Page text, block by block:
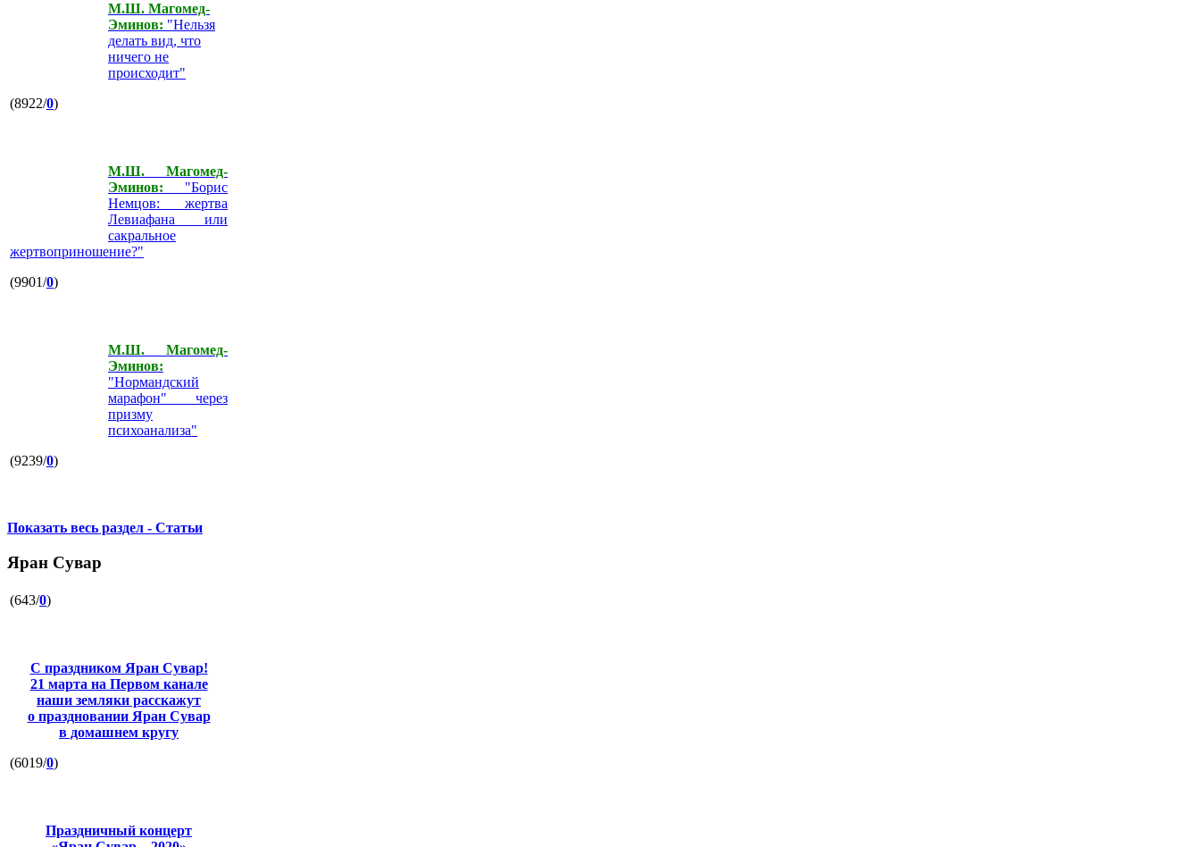
М.Ш. Магомед-
Эминов: "Нельзя
делать вид, что
ничего не
происходит"
(8922/0)
М.Ш. Магомед-
Эминов: "Борис
Немцов: жертва
Левиафана или
сакральное
жертвоприношение?"
(9901/0)
М.Ш. Магомед-
Эминов:
"Нормандский
марафон" через
призму
психоанализа"
(9239/0)
Показать весь раздел - Статьи
Яран Сувар
(643/0)
С праздником Яран Сувар!
21 марта на Первом канале
наши земляки расскажут
о праздновании Яран Сувар
в домашнем кругу
(6019/0)
Праздничный концерт